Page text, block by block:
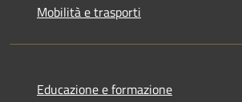
Mobilità e trasporti
Educazione e formazione